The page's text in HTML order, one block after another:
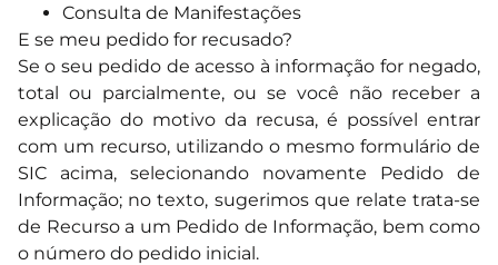
Consulta de Manifestações
E se meu pedido for recusado?
Se o seu pedido de acesso à informação for negado,
total ou parcialmente, ou se você não receber a
explicação do motivo da recusa, é possível entrar
com um recurso, utilizando o mesmo formulário de
SIC acima, selecionando novamente Pedido de
Informação; no texto, sugerimos que relate trata-se
de Recurso a um Pedido de Informação, bem como
o número do pedido inicial.